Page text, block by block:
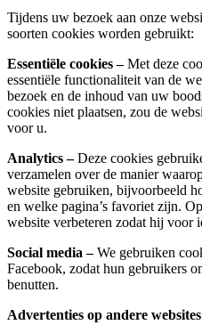
Tijdens uw bezoek aan onze
soorten cookies worden gebruikt:
Essentiële cookies –Met deze
essentiële functionaliteit van de
bezoek en de inhoud van uw
cookies niet plaatsen, zou de
voor u.
Analytics –Deze cookies
verzamelen over de manier
website gebruiken, bijvoorbeeld
en welke pagina’s favoriet zijn.
website verbeteren zodat hij voor
Social media –We gebruiken
Facebook, zodat hun gebruikers
benutten.
Advertenties op andere